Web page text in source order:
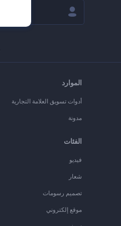
الموارد
أدوات تسويق العلامة التجارية
مدونة
الفئات
فيديو
شعار
تصميم رسومات
موقع إلكتروني